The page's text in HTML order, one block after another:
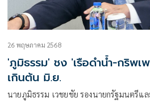
26 พฤษภาคม 2568
'ภูมิธรรม'​ ชง​ 'เรือดำน้ำ​-กริพเ
เกินต้น มิ.ย.
นายภูมิธรรม​ เวชยชัย​ รองนายกรัฐมนตรีแล